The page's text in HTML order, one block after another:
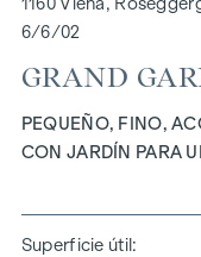
6/6/02
GRAND
PEQUEÑO, FINO,
CON JARDÍN PARA
Superficie útil